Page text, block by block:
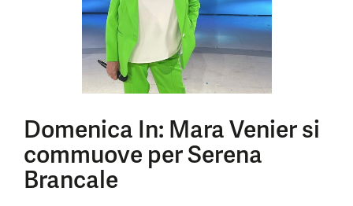
Domenica In: Mara Venier si
commuove per Serena
Brancale